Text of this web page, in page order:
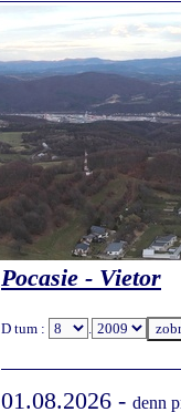
Pocasie - Vietor
D tum : .
01.08.2026 - denn